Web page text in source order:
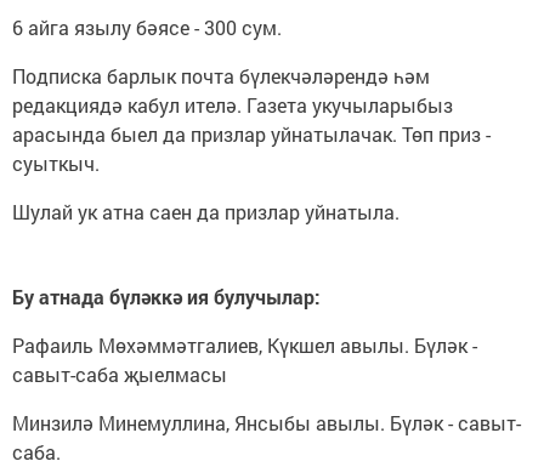
6 айга язылу бәясе - 300 сум.
Подписка барлык почта бүлекчәләрендә һәм
редакциядә кабул ителә. Газета укучыларыбыз
арасында быел да призлар уйнатылачак. Төп приз -
суыткыч.
Шулай ук атна саен да призлар уйнатыла.
Бу атнада бүләккә ия булучылар:
Рафаиль Мөхәммәтгалиев, Күкшел авылы. Бүләк -
савыт-саба җыелмасы
Минзилә Минемуллина, Янсыбы авылы. Бүләк - савыт-
саба.